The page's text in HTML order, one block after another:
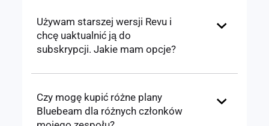
Używam starszej wersji Revu i
chcę uaktualnić ją do
subskrypcji. Jakie mam opcje?
Czy mogę kupić różne plany
Bluebeam dla różnych członków